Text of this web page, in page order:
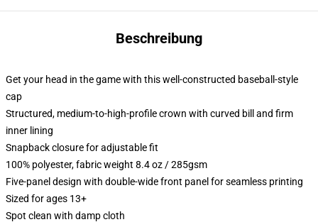
Beschreibung
Get your head in the game with this well-constructed baseball-style
cap
Structured, medium-to-high-profile crown with curved bill and firm
inner lining
Snapback closure for adjustable fit
100% polyester, fabric weight 8.4 oz / 285gsm
Five-panel design with double-wide front panel for seamless printing
Sized for ages 13+
Spot clean with damp cloth